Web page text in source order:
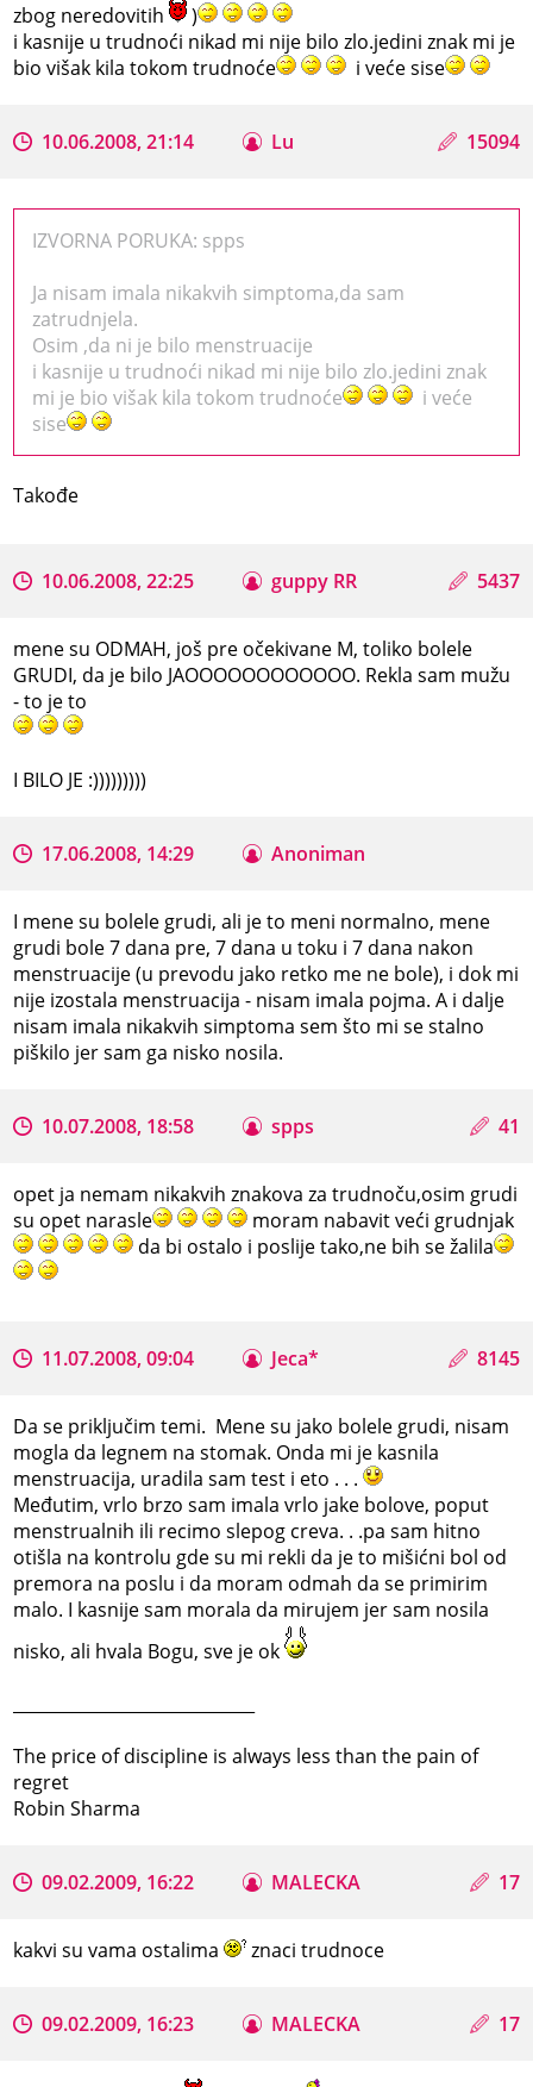
zbog neredovitih
)
i kasnije u trudnoći nikad mi nije bilo zlo.jedini znak mi je
bio višak kila tokom trudnoće
i veće sise
10.06.2008, 21:14 Lu 15094
IZVORNA PORUKA: spps
Ja nisam imala nikakvih simptoma,da sam
zatrudnjela.
Osim ,da ni je bilo menstruacije
i kasnije u trudnoći nikad mi nije bilo zlo.jedini znak
mi je bio višak kila tokom trudnoće
i veće
sise
Takođe
10.06.2008, 22:25 guppy RR 5437
mene su ODMAH, još pre očekivane M, toliko bolele
GRUDI, da je bilo JAOOOOOOOOOOOO. Rekla sam mužu
- to je to
I BILO JE :)))))))))
17.06.2008, 14:29 Anoniman
I mene su bolele grudi, ali je to meni normalno, mene
grudi bole 7 dana pre, 7 dana u toku i 7 dana nakon
menstruacije (u prevodu jako retko me ne bole), i dok mi
nije izostala menstruacija - nisam imala pojma. A i dalje
nisam imala nikakvih simptoma sem što mi se stalno
piškilo jer sam ga nisko nosila.
10.07.2008, 18:58 spps 41
opet ja nemam nikakvih znakova za trudnoču,osim grudi
su opet narasle
moram nabavit veći grudnjak
da bi ostalo i poslije tako,ne bih se žalila
11.07.2008, 09:04 Jeca* 8145
Da se priključim temi. Mene su jako bolele grudi, nisam
mogla da legnem na stomak. Onda mi je kasnila
menstruacija, uradila sam test i eto . . .
Međutim, vrlo brzo sam imala vrlo jake bolove, poput
menstrualnih ili recimo slepog creva. . .pa sam hitno
otišla na kontrolu gde su mi rekli da je to mišićni bol od
premora na poslu i da moram odmah da se primirim
malo. I kasnije sam morala da mirujem jer sam nosila
nisko, ali hvala Bogu, sve je ok
The price of discipline is always less than the pain of
regret
Robin Sharma
09.02.2009, 16:22 MALECKA 17
kakvi su vama ostalima znaci trudnoce
09.02.2009, 16:23 MALECKA 17